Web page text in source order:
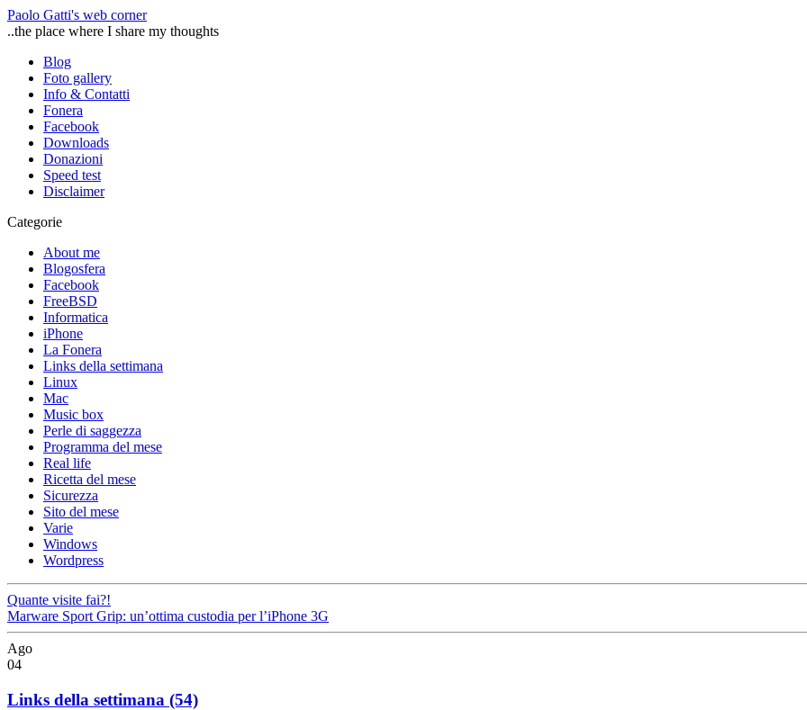
Paolo Gatti's web corner
..the place where I share my thoughts
Blog
Foto gallery
Info & Contatti
Fonera
Facebook
Downloads
Donazioni
Speed test
Disclaimer
Categorie
About me
Blogosfera
Facebook
FreeBSD
Informatica
iPhone
La Fonera
Links della settimana
Linux
Mac
Music box
Perle di saggezza
Programma del mese
Real life
Ricetta del mese
Sicurezza
Sito del mese
Varie
Windows
Wordpress
Quante visite fai?!
Marware Sport Grip: un’ottima custodia per l’iPhone 3G
Ago
04
Links della settimana (54)